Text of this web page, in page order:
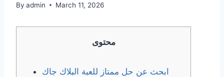
By admin March 11, 2026
محتوى
ابحث عن حل ممتاز للعبة البلاك جاك